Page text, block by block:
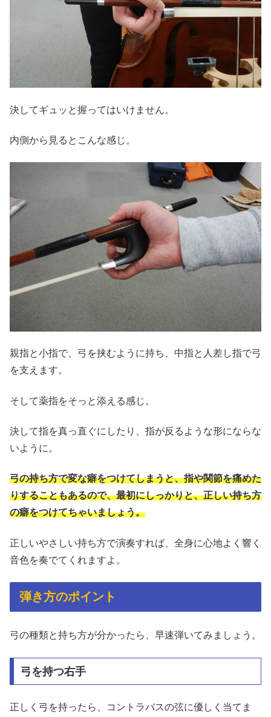
決してギュッと握ってはいけません。
内側から見るとこんな感じ。
親指と小指で、弓を挟むように持ち、中指と人差し指で弓
を支えます。
そして薬指をそっと添える感じ。
決して指を真っ直ぐにしたり、指が反るような形にならな
いように。
弓の持ち方で変な癖をつけてしまうと、指や関節を痛めた
りすることもあるので、最初にしっかりと、正しい持ち方
の癖をつけてちゃいましょう。
正しいやさしい持ち方で演奏すれば、全身に心地よく響く
音色を奏でてくれますよ。
弾き方のポイント
弓の種類と持ち方が分かったら、早速弾いてみましょう。
弓を持つ右手
正しく弓を持ったら、コントラバスの弦に優しく当てま